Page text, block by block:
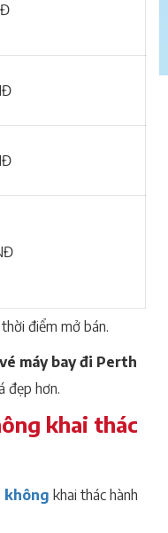
điểm mở bán.
vé máy bay đi Perth
đẹp hơn.
khai thác
không khai thác hành